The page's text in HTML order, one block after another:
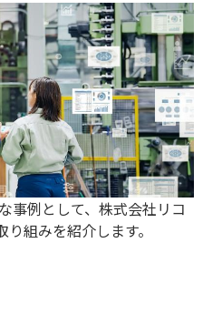
事例として、株式会社リコ
組みを紹介します。